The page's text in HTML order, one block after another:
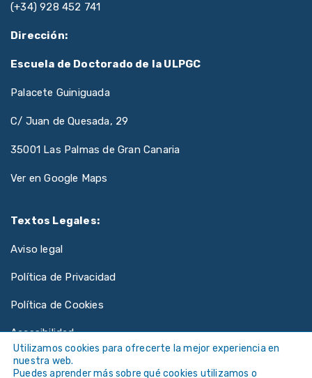
(+34) 928 452 741
Dirección:
Escuela de Doctorado de la ULPGC
Palacete Guiniguada
C/ Juan de Quesada, 29
35001 Las Palmas de Gran Canaria
Ver en Google Maps
Textos Legales:
Aviso legal
Política de Privacidad
Política de Cookies
Accesibilidad
Utilizamos cookies para ofrecerte la mejor experiencia en
nuestra web.
Puedes aprender más sobre qué cookies utilizamos o